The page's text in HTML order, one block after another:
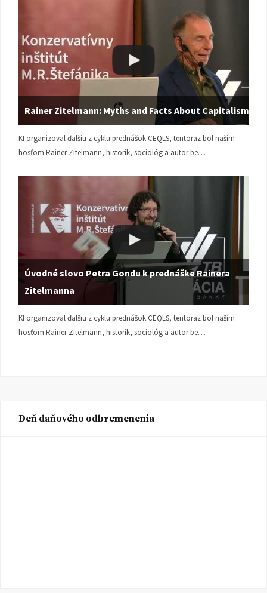
Rainer Zitelmann: Myths and Facts About Capitalism
KI organizoval ďalšiu z cyklu prednášok CEQLS, tentoraz bol naším
hosťom Rainer Zitelmann, historik, sociológ a autor be…
Úvodné slovo Petra Gondu k prednáške Rainera
Zitelmanna
KI organizoval ďalšiu z cyklu prednášok CEQLS, tentoraz bol naším
hosťom Rainer Zitelmann, historik, sociológ a autor be…
Deň daňového odbremenenia